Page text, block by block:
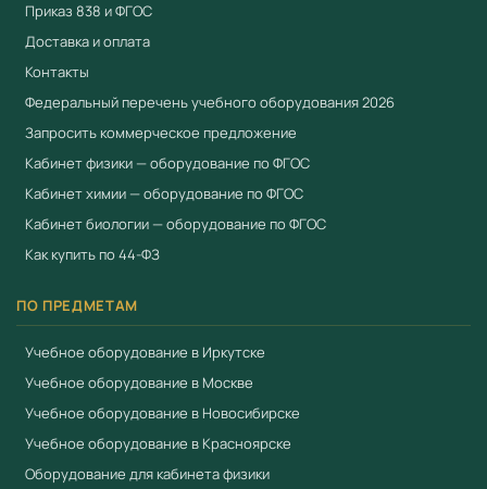
из реестра, сертификаты ЕАЭС. Предоставляем счета-
фактуры, товарные накладные и гарантийные талоны.
Работаем по 44-ФЗ и 223-ФЗ. Доставка по всей России
от 3 рабочих дней. Для расчёта коммерческого
предложения:+7 (904) 115-00-56,
fgostorg.ru@yandex.ru.
Поставляется компаниейООО «Учебный Стандарт»
(ИНН 3801158281). Соответствует требованиям
223-ФЗ.
Смотрите также
Чаша кристаллизационная ЧКЦ-1-90
Щипцы тигельные
Приказ 838 и ФГОС
Доставка и оплата
Контакты
Федеральный перечень учебного оборудования 2026
Запросить коммерческое предложение
Кабинет физики — оборудование по ФГОС
Кабинет химии — оборудование по ФГОС
Кабинет биологии — оборудование по ФГОС
Как купить по 44-ФЗ
ПО ПРЕДМЕТАМ
Учебное оборудование в Иркутске
Учебное оборудование в Москве
Учебное оборудование в Новосибирске
Учебное оборудование в Красноярске
Оборудование для кабинета физики